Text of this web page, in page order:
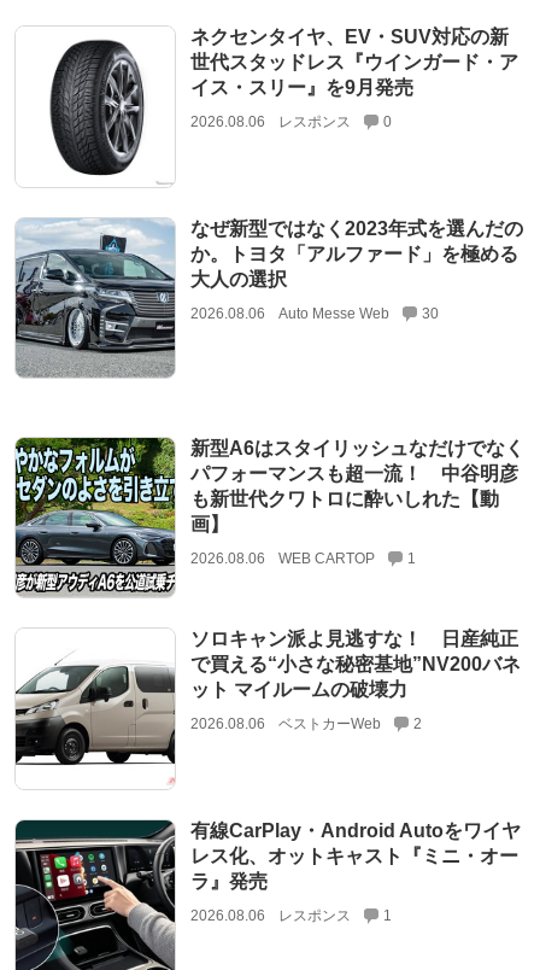
ネクセンタイヤ、EV・SUV対応の新
世代スタッドレス『ウインガード・ア
イス・スリー』を9月発売
2026.08.06 レスポンス 0
なぜ新型ではなく2023年式を選んだの
か。トヨタ「アルファード」を極める
大人の選択
2026.08.06 Auto Messe Web 30
新型A6はスタイリッシュなだけでなく
パフォーマンスも超一流！ 中谷明彦
も新世代クワトロに酔いしれた【動
画】
2026.08.06 WEB CARTOP 1
ソロキャン派よ見逃すな！ 日産純正
で買える“小さな秘密基地”NV200バネ
ット マイルームの破壊力
2026.08.06 ベストカーWeb 2
有線CarPlay・Android Autoをワイヤ
レス化、オットキャスト『ミニ・オー
ラ』発売
2026.08.06 レスポンス 1